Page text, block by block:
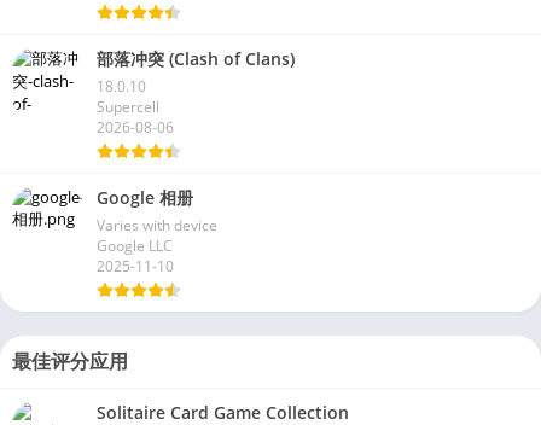
部落冲突 (Clash of Clans)
18.0.10
Supercell
2026-08-06
Google 相册
Varies with device
Google LLC
2025-11-10
最佳评分应用
Solitaire Card Game Collection